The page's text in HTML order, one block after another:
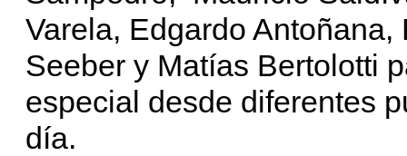
Varela, Edgardo
Seeber y Matías Bertolotti
especial desde diferentes
día.